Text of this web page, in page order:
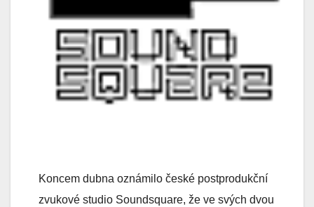
Koncem dubna oznámilo české postprodukční
zvukové studio Soundsquare, že ve svých dvou